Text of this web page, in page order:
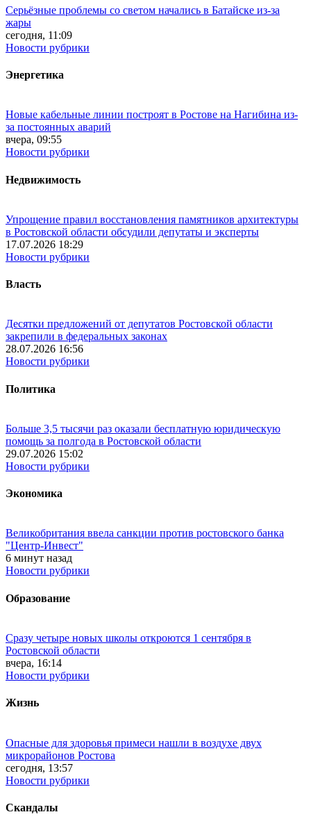
Серьёзные проблемы со светом начались в Батайске из-за
жары
сегодня, 11:09
Новости рубрики
Энергетика
Новые кабельные линии построят в Ростове на Нагибина из-
за постоянных аварий
вчера, 09:55
Новости рубрики
Недвижимость
Упрощение правил восстановления памятников архитектуры
в Ростовской области обсудили депутаты и эксперты
17.07.2026 18:29
Новости рубрики
Власть
Десятки предложений от депутатов Ростовской области
закрепили в федеральных законах
28.07.2026 16:56
Новости рубрики
Политика
Больше 3,5 тысячи раз оказали бесплатную юридическую
помощь за полгода в Ростовской области
29.07.2026 15:02
Новости рубрики
Экономика
Великобритания ввела санкции против ростовского банка
"Центр-Инвест"
6 минут назад
Новости рубрики
Образование
Сразу четыре новых школы откроются 1 сентября в
Ростовской области
вчера, 16:14
Новости рубрики
Жизнь
Опасные для здоровья примеси нашли в воздухе двух
микрорайонов Ростова
сегодня, 13:57
Новости рубрики
Скандалы